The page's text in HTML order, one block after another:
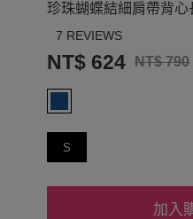
珍珠蝴蝶結細肩帶背
7 REVIEWS
NT$ 624 NT$ 790
S
加入